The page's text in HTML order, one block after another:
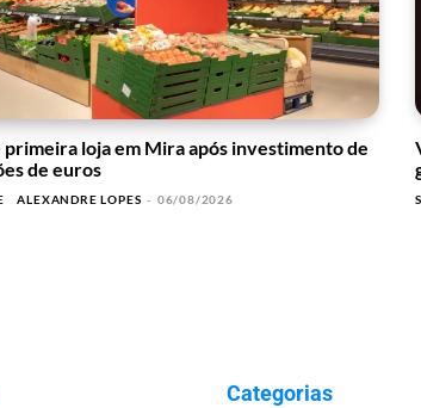
primeira loja em Mira após investimento de
de euros
ALEXANDRE LOPES - 06/08/2026
Categorias